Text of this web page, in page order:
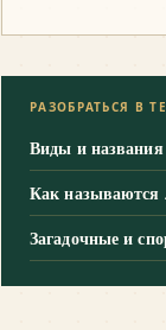
РАЗОБРАТЬСЯ В
Виды и названия
Как
Загадочные и